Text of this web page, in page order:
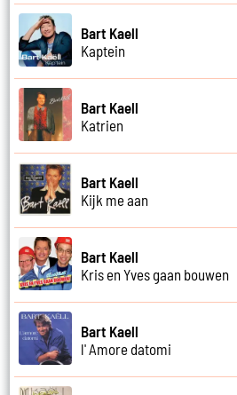
Bart Kaell
Kaptein
Bart Kaell
Katrien
Bart Kaell
Kijk me aan
Bart Kaell
Kris en Yves gaan bouwen
Bart Kaell
l' Amore datomi